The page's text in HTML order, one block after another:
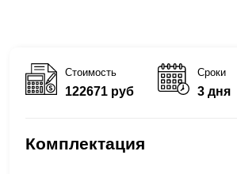
Стоимость
122671 руб
Сроки
3 дня
Комплектация